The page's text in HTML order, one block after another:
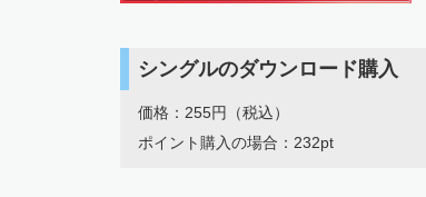
シングルのダウンロード購入
価格：255円（税込）
ポイント購入の場合：232pt